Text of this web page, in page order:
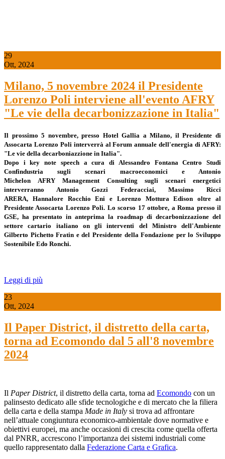
29
Ott, 2024
Milano, 5 novembre 2024 il Presidente
Lorenzo Poli interviene all'evento AFRY
"Le vie della decarbonizzazione in Italia"
Il prossimo 5 novembre, presso Hotel Gallia a Milano, il Presidente di
Assocarta Lorenzo Poli interverrà al Forum annuale dell'energia di AFRY:
"Le vie della decarboniazzione in Italia".
Dopo i key note speech a cura di Alessandro Fontana Centro Studi
Confindustria sugli scenari macroeconomici e Antonio
Michelon AFRY Management Consulting sugli scenari energetici
interverranno Antonio Gozzi Federacciai, Massimo Ricci
ARERA, Hannalore Rocchio Eni e Lorenzo Mottura Edison oltre al
Presidente Assocarta Lorenzo Poli. Lo scorso 17 ottobre, a Roma presso il
GSE, ha presentato in anteprima la roadmap di decarbonizzazione del
settore cartario italiano on gli interventi del Ministro dell'Ambiente
Gilberto Pichetto Fratin e del Presidente della Fondazione per lo Sviluppo
Sostenibile Edo Ronchi.
Leggi di più
23
Ott, 2024
Il Paper District, il distretto della carta,
torna ad Ecomondo dal 5 all'8 novembre
2024
Il Paper District, il distretto della carta, torna ad Ecomondo con un
palinsesto dedicato alle sfide tecnologiche e di mercato che la filiera
della carta e della stampa Made in Italy si trova ad affrontare
nell’attuale congiuntura economico-ambientale dove normative e
obiettivi europei, ma anche occasioni di crescita come quella offerta
dal PNRR, accrescono l’importanza dei sistemi industriali come
quello rappresentato dalla Federazione Carta e Grafica.